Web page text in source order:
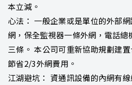
本立減。
心法： 一般企業或是單位的外部
網，保全監視器一條外網，電話
三條。 本公司可重新協助規劃建
節省2/3外網費用。
江湖避坑： 資通訊設備的內網有